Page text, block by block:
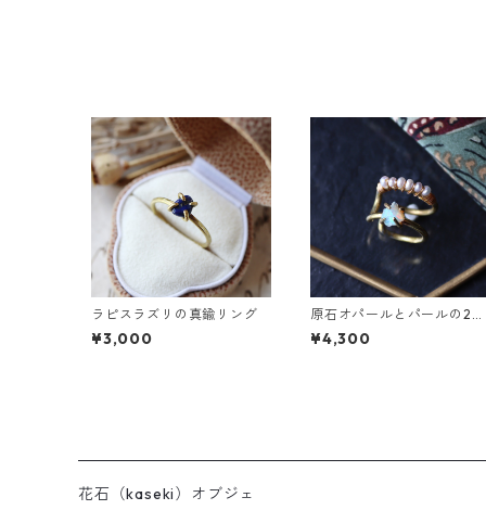
ラピスラズリの真鍮リング
¥3,000
原石オパールとパールの2連
イヤーカフ
¥4,300
花石（kaseki）オブジェ